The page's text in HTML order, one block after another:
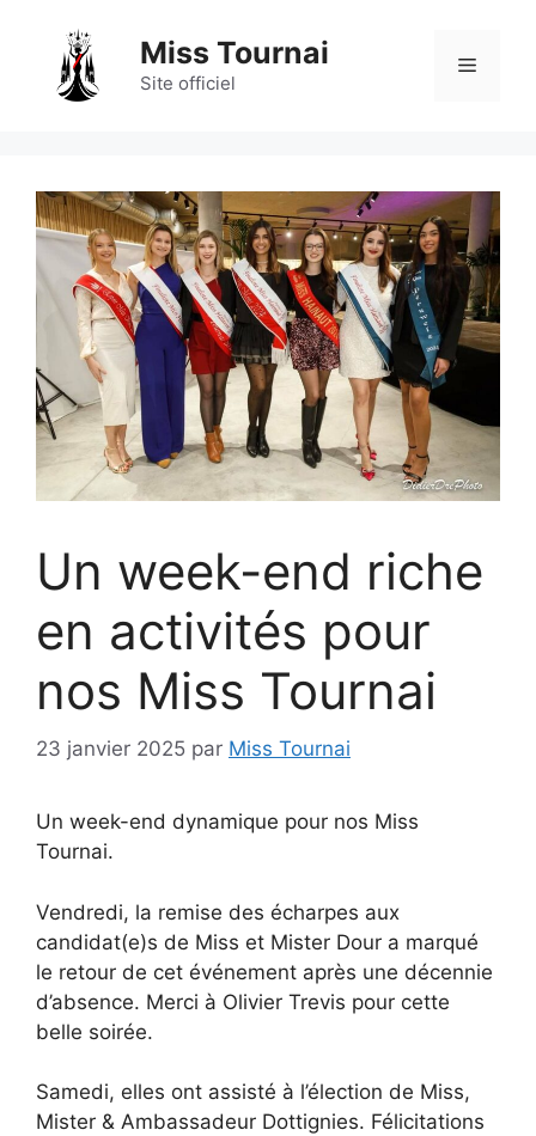
contenu
Miss Tournai
Site officiel
Menu
Un week-end riche
en activités pour
nos Miss Tournai
23 janvier 2025 par Miss Tournai
Un week-end dynamique pour nos Miss
Tournai.
Vendredi, la remise des écharpes aux
candidat(e)s de Miss et Mister Dour a marqué
le retour de cet événement après une décennie
d’absence. Merci à Olivier Trevis pour cette
belle soirée.
Samedi, elles ont assisté à l’élection de Miss,
Mister & Ambassadeur Dottignies. Félicitations